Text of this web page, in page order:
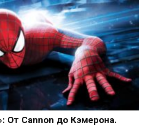
От Cannon до Кэмерона.